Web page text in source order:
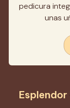
pedicura
unas